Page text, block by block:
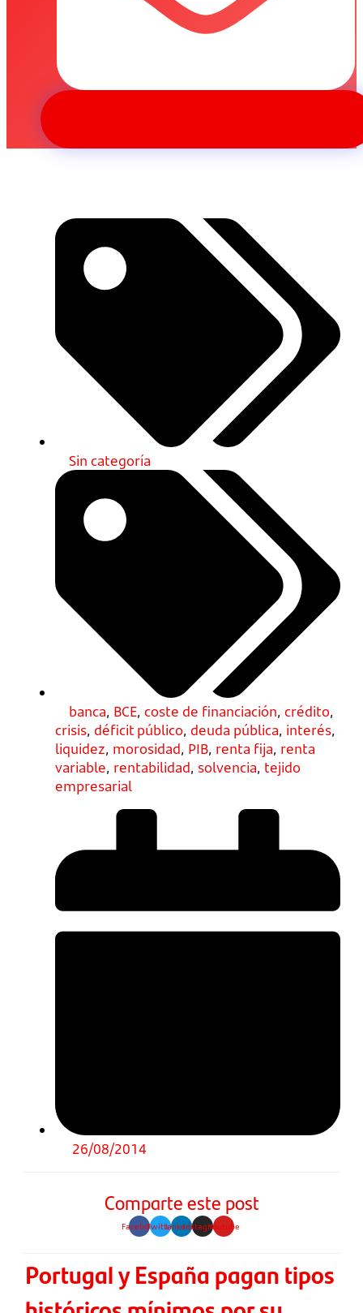
Sin categoría
banca, BCE, coste de financiación, crédito,
crisis, déficit público, deuda pública, interés,
liquidez, morosidad, PIB, renta fija, renta
variable, rentabilidad, solvencia, tejido
empresarial
26/08/2014
Comparte este post
FacebookTwitterLinkedinInstagramYoutube
Portugal y España pagan tipos